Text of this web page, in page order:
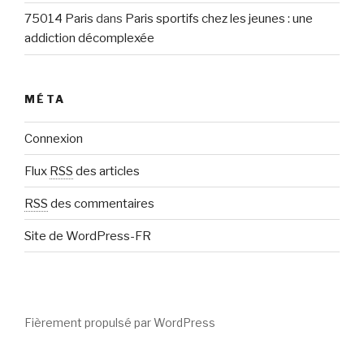
75014 Paris dans Paris sportifs chez les jeunes : une
addiction décomplexée
MÉTA
Connexion
Flux RSS des articles
RSS des commentaires
Site de WordPress-FR
Fièrement propulsé par WordPress